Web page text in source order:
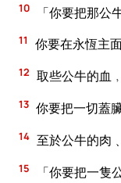
10 「你要把那公
11 你要在永恆主
12 取些公牛的血
13 你要把一切蓋
14 至於公牛的肉
15 「你要把一隻